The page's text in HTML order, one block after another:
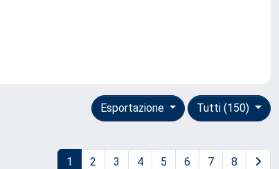
Tutti (150)
Esportazione
1 2 3 4 5 6 7 8